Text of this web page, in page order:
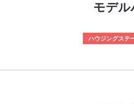
モデル
ハウジングステ